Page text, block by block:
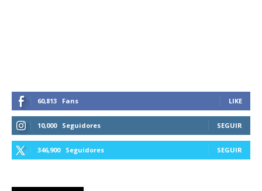
60,813 Fans LIKE
10,000 Seguidores SEGUIR
346,900 Seguidores SEGUIR